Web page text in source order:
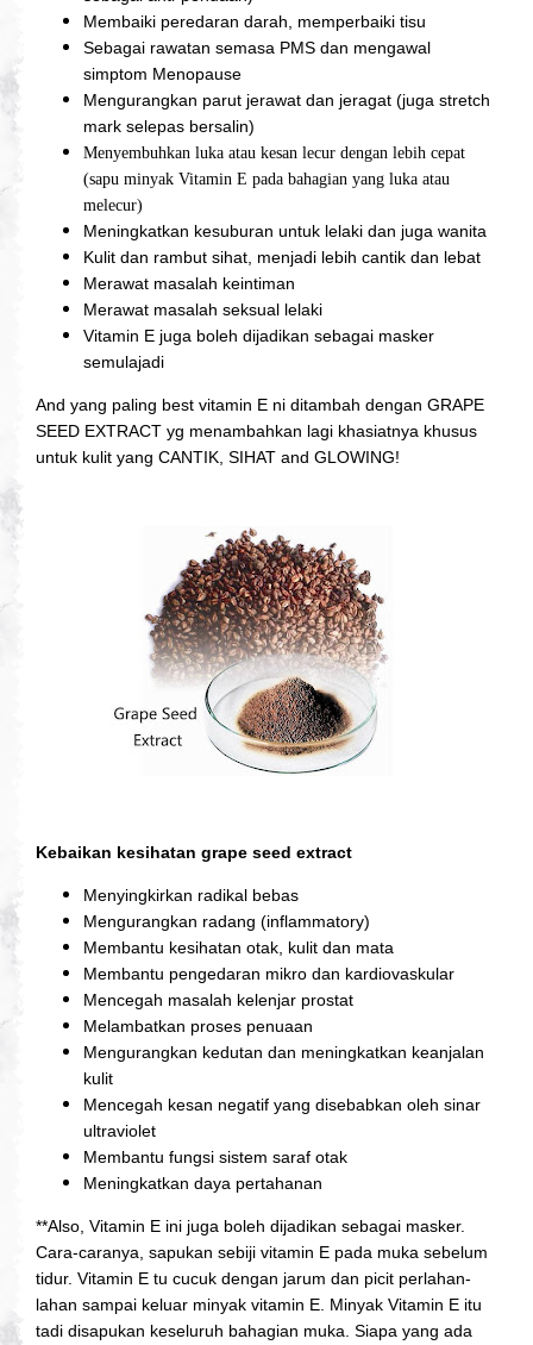
Membaiki peredaran darah, memperbaiki tisu
Sebagai rawatan semasa PMS dan mengawal
simptom Menopause
Mengurangkan parut jerawat dan jeragat (juga stretch
mark selepas bersalin)
Menyembuhkan luka atau kesan lecur dengan lebih cepat
(sapu minyak Vitamin E pada bahagian yang luka atau
melecur)
Meningkatkan kesuburan untuk lelaki dan juga wanita
Kulit dan rambut sihat, menjadi lebih cantik dan lebat
Merawat masalah keintiman
Merawat masalah seksual lelaki
Vitamin E juga boleh dijadikan sebagai masker
semulajadi
And yang paling best vitamin E ni ditambah dengan GRAPE
SEED EXTRACT yg menambahkan lagi khasiatnya khusus
untuk kulit yang CANTIK, SIHAT and GLOWING!
Kebaikan kesihatan grape seed extract
Menyingkirkan radikal bebas
Mengurangkan radang (inflammatory)
Membantu kesihatan otak, kulit dan mata
Membantu pengedaran mikro dan kardiovaskular
Mencegah masalah kelenjar prostat
Melambatkan proses penuaan
Mengurangkan kedutan dan meningkatkan keanjalan
kulit
Mencegah kesan negatif yang disebabkan oleh sinar
ultraviolet
Membantu fungsi sistem saraf otak
Meningkatkan daya pertahanan
**Also, Vitamin E ini juga boleh dijadikan sebagai masker.
Cara-caranya, sapukan sebiji vitamin E pada muka sebelum
tidur. Vitamin E tu cucuk dengan jarum dan picit perlahan-
lahan sampai keluar minyak vitamin E. Minyak Vitamin E itu
tadi disapukan keseluruh bahagian muka. Siapa yang ada